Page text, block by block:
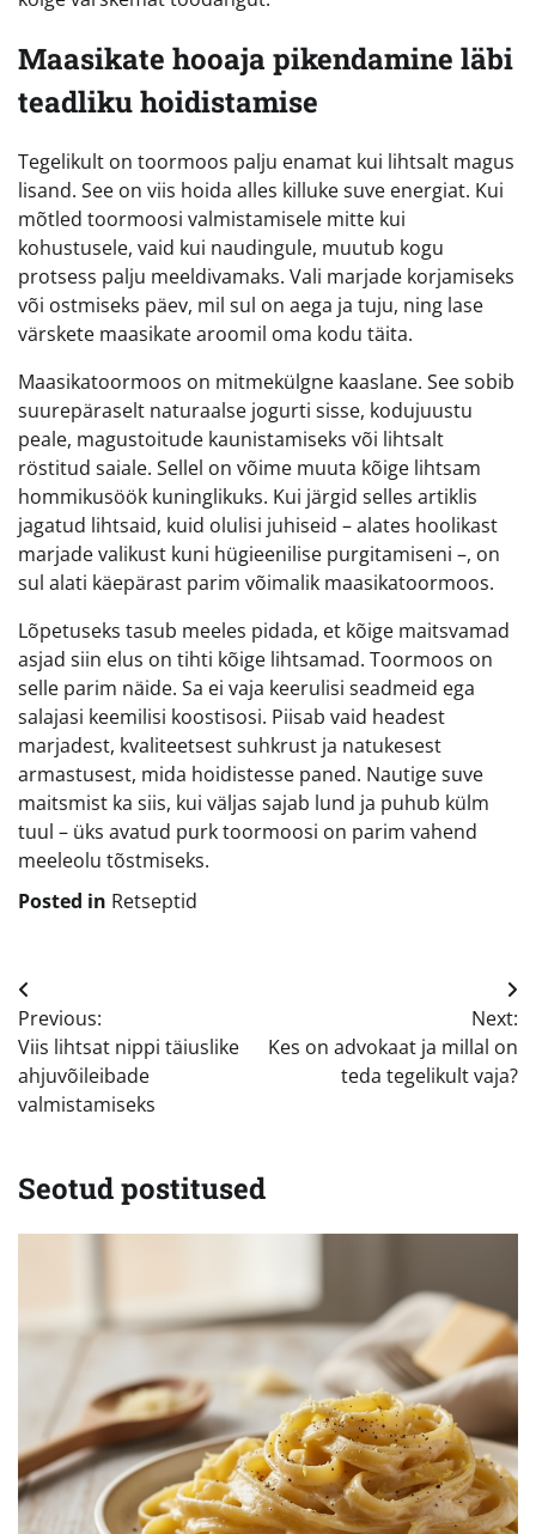
Maasikate hooaja pikendamine läbi
teadliku hoidistamise
Tegelikult on toormoos palju enamat kui lihtsalt magus
lisand. See on viis hoida alles killuke suve energiat. Kui
mõtled toormoosi valmistamisele mitte kui
kohustusele, vaid kui naudingule, muutub kogu
protsess palju meeldivamaks. Vali marjade korjamiseks
või ostmiseks päev, mil sul on aega ja tuju, ning lase
värskete maasikate aroomil oma kodu täita.
Maasikatoormoos on mitmekülgne kaaslane. See sobib
suurepäraselt naturaalse jogurti sisse, kodujuustu
peale, magustoitude kaunistamiseks või lihtsalt
röstitud saiale. Sellel on võime muuta kõige lihtsam
hommikusöök kuninglikuks. Kui järgid selles artiklis
jagatud lihtsaid, kuid olulisi juhiseid – alates hoolikast
marjade valikust kuni hügieenilise purgitamiseni –, on
sul alati käepärast parim võimalik maasikatoormoos.
Lõpetuseks tasub meeles pidada, et kõige maitsvamad
asjad siin elus on tihti kõige lihtsamad. Toormoos on
selle parim näide. Sa ei vaja keerulisi seadmeid ega
salajasi keemilisi koostisosi. Piisab vaid headest
marjadest, kvaliteetsest suhkrust ja natukesest
armastusest, mida hoidistesse paned. Nautige suve
maitsmist ka siis, kui väljas sajab lund ja puhub külm
tuul – üks avatud purk toormoosi on parim vahend
meeleolu tõstmiseks.
Posted in Retseptid
Navigeerimine
Previous:
Viis lihtsat nippi täiuslike
ahjuvõileibade
valmistamiseks
Next:
Kes on advokaat ja millal on
teda tegelikult vaja?
Seotud postitused